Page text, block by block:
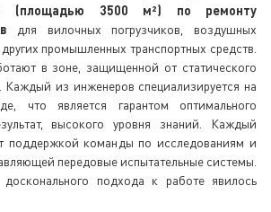
(площадью 3500 м²) по ремонту
для вилочных погрузчиков, воздушных
промышленных транспортных средств.
в зоне, защищенной от статического
Каждый из инженеров специализируется на
что является гарантом оптимального
высокого уровня знаний. Каждый
поддержкой команды по исследованиям и
передовые испытательные системы.
досконального подхода к работе явилось